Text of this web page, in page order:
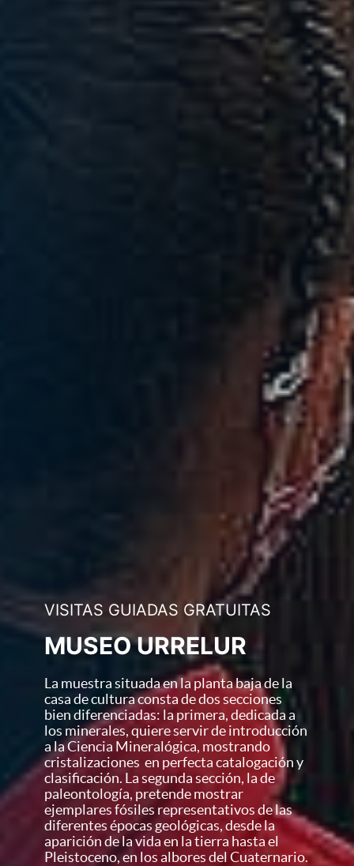
VISITAS GUIADAS GRATUITAS
MUSEOURRELUR
La muestra situada en la planta baja de la
casa de cultura consta de dos secciones
bien diferenciadas: la primera, dedicada a
los minerales, quiere servir de introducción
a la Ciencia Mineralógica, mostrando
cristalizaciones en perfecta catalogación y
clasificación. La segunda sección, la de
paleontología, pretende mostrar
ejemplares fósiles representativos de las
diferentes épocas geológicas, desde la
aparición de la vida en la tierra hasta el
Pleistoceno, en los albores del Cuaternario.